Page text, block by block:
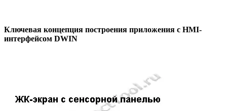
Ключевая концепция построения приложения с HMI-
интерфейсом DWIN